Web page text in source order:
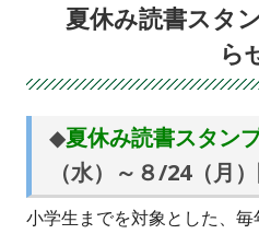
夏休み読書スタ
ら
◆夏休み読書スタン
（水）～８/24（月
小学生までを対象とした、